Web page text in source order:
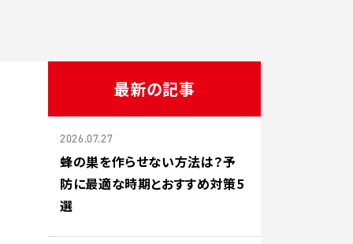
最新の記事
2026.07.27
蜂の巣を作らせない方法は？予
防に最適な時期とおすすめ対策5
選